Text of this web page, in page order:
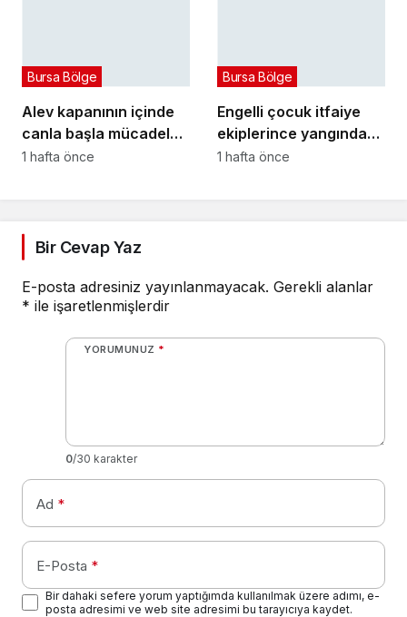
Alev kapanının içinde
canla başla mücadele
ettiler:
Bursa Bölge
1 hafta önce
Engelli çocuk itfaiye
ekiplerince yangından
kurtarıldı
Bursa Bölge
1 hafta önce
Bir Cevap Yaz
E-posta adresiniz yayınlanmayacak. Gerekli alanlar
* ile işaretlenmişlerdir
YORUMUNUZ *
0/30 karakter
Ad *
E-Posta *
Bir dahaki sefere yorum yaptığımda kullanılmak üzere adımı, e-
posta adresimi ve web site adresimi bu tarayıcıya kaydet.